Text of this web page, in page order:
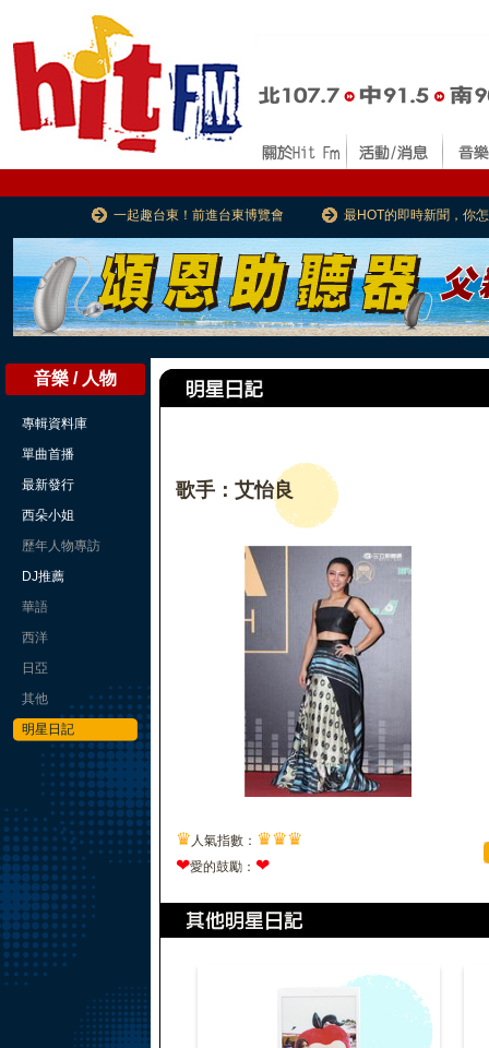
一起趣台東！前進台東博覽會 最HOT的即時新聞，你
音樂 / 人物
專輯資料庫
單曲首播
最新發行
西朵小姐
歷年人物專訪
DJ推薦
華語
西洋
日亞
其他
明星日記
歌手：艾怡良
♛ 人氣指數： ♛♛♛
❤愛的鼓勵： ❤